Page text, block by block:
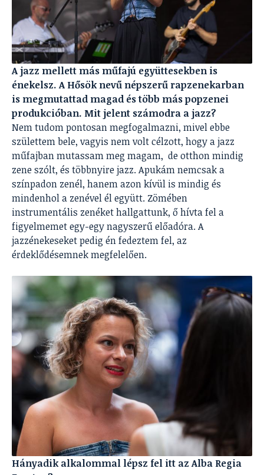
A jazz mellett más műfajú együttesekben is
énekelsz. A Hősök nevű népszerű rapzenekarban
is megmutattad magad és több más popzenei
produkcióban. Mit jelent számodra a jazz?
Nem tudom pontosan megfogalmazni, mivel ebbe
születtem bele, vagyis nem volt célzott, hogy a jazz
műfajban mutassam meg magam, de otthon mindig
zene szólt, és többnyire jazz. Apukám nemcsak a
színpadon zenél, hanem azon kívül is mindig és
mindenhol a zenével él együtt. Zömében
instrumentális zenéket hallgattunk, ő hívta fel a
figyelmemet egy-egy nagyszerű előadóra. A
jazzénekeseket pedig én fedeztem fel, az
érdeklődésemnek megfelelően.
Hányadik alkalommal lépsz fel itt az Alba Regia